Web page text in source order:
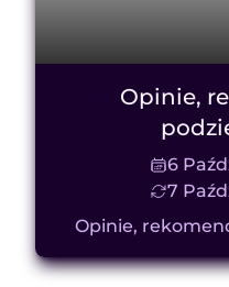
Opinie,
6
7
Opinie,